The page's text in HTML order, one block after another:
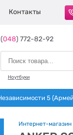
Контакты
(048) 772-82-92
Ноутбуки
5
Интернет-